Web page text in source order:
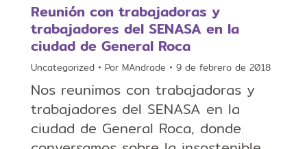
Reunión con trabajadoras y
trabajadores del SENASA en la
ciudad de General Roca
Uncategorized Por MAndrade 9 de febrero de 2018
Nos reunimos con trabajadoras y
trabajadores del SENASA en la
ciudad de General Roca, donde